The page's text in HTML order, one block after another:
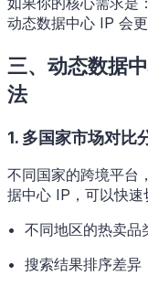
动态数据中心 IP 会更
三、动态数据
法
1. 多国家市场对比
不同国家的跨境平台
据中心 IP，可以快速
• 不同地区的热卖品
• 搜索结果排序差异